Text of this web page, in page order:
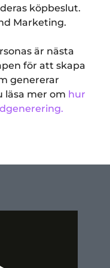
köpbeslut.
Marketing.
är nästa
för att skapa
genererar
läsa mer om hur